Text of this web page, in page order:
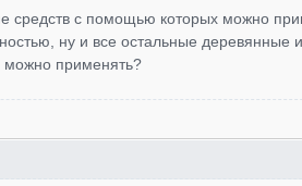
средств с помощью которых можно
ну и все остальные деревянные
можно применять?